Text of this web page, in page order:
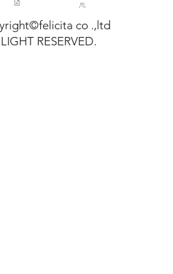
co .,ltd
RESERVED.